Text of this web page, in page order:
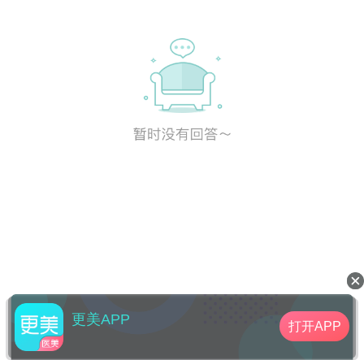
更美APP 打开APP